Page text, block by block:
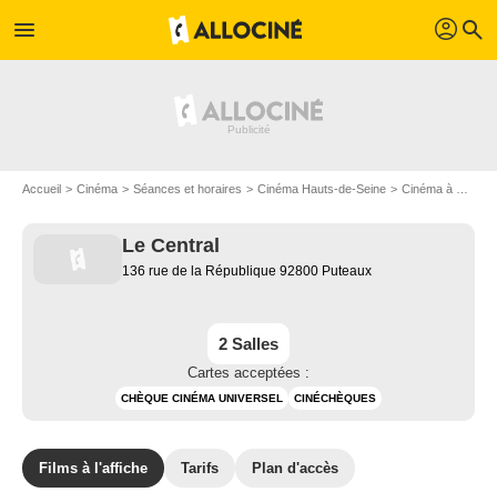
menu profil search
Accueil Cinéma Séances et horaires Cinéma Hauts-de-Seine Cinéma à Puteaux
Le Central
136 rue de la République 92800 Puteaux
2 Salles
Cartes acceptées :
CHÈQUE CINÉMA UNIVERSEL CINÉCHÈQUES
Films à l'affiche Tarifs Plan d'accès